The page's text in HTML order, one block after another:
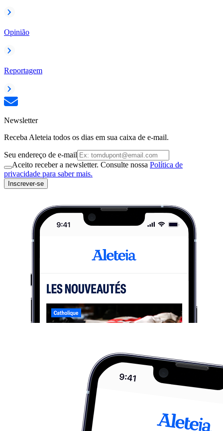
Opinião
Reportagem
Newsletter
Receba Aleteia todos os dias em sua caixa de e-mail.
Seu endereço de e-mail
Aceito receber a newsletter. Consulte nossa Política de
privacidade para saber mais.
Inscrever-se